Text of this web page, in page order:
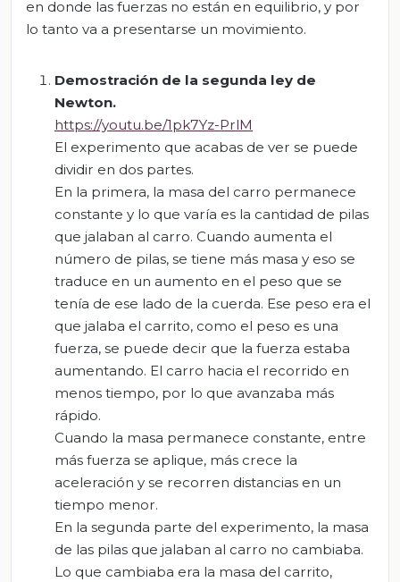
en donde las fuerzas no están en equilibrio, y por
lo tanto va a presentarse un movimiento.
Demostración de la segunda ley de
Newton.
https://youtu.be/1pk7Yz-PrlM
El experimento que acabas de ver se puede
dividir en dos partes.
En la primera, la masa del carro permanece
constante y lo que varía es la cantidad de pilas
que jalaban al carro. Cuando aumenta el
número de pilas, se tiene más masa y eso se
traduce en un aumento en el peso que se
tenía de ese lado de la cuerda. Ese peso era el
que jalaba el carrito, como el peso es una
fuerza, se puede decir que la fuerza estaba
aumentando. El carro hacia el recorrido en
menos tiempo, por lo que avanzaba más
rápido.
Cuando la masa permanece constante, entre
más fuerza se aplique, más crece la
aceleración y se recorren distancias en un
tiempo menor.
En la segunda parte del experimento, la masa
de las pilas que jalaban al carro no cambiaba.
Lo que cambiaba era la masa del carrito,